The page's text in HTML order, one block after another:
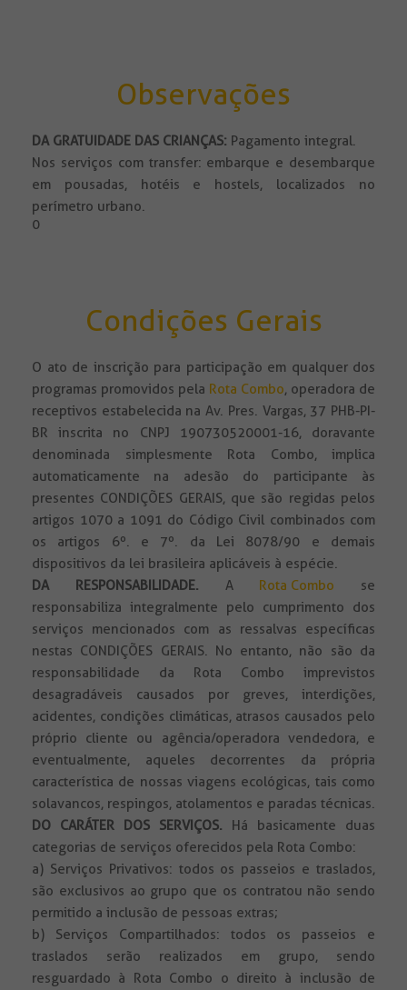
Observações
DA GRATUIDADE DAS CRIANÇAS: Pagamento integral.
Nos serviços com transfer: embarque e desembarque
em pousadas, hotéis e hostels, localizados no
perímetro urbano.
0
Condições Gerais
O ato de inscrição para participação em qualquer dos
programas promovidos pela Rota Combo, operadora de
receptivos estabelecida na Av. Pres. Vargas, 37 PHB-PI-
BR inscrita no CNPJ 190730520001-16, doravante
denominada simplesmente Rota Combo, implica
automaticamente na adesão do participante às
presentes CONDIÇÕES GERAIS, que são regidas pelos
artigos 1070 a 1091 do Código Civil combinados com
os artigos 6º. e 7º. da Lei 8078/90 e demais
dispositivos da lei brasileira aplicáveis à espécie.
DA RESPONSABILIDADE. A Rota Combo se
responsabiliza integralmente pelo cumprimento dos
serviços mencionados com as ressalvas específicas
nestas CONDIÇÕES GERAIS. No entanto, não são da
responsabilidade da Rota Combo imprevistos
desagradáveis causados por greves, interdições,
acidentes, condições climáticas, atrasos causados pelo
próprio cliente ou agência/operadora vendedora, e
eventualmente, aqueles decorrentes da própria
característica de nossas viagens ecológicas, tais como
solavancos, respingos, atolamentos e paradas técnicas.
DO CARÁTER DOS SERVIÇOS. Há basicamente duas
categorias de serviços oferecidos pela Rota Combo:
a) Serviços Privativos: todos os passeios e traslados,
são exclusivos ao grupo que os contratou não sendo
permitido a inclusão de pessoas extras;
b) Serviços Compartilhados: todos os passeios e
traslados serão realizados em grupo, sendo
resguardado à Rota Combo o direito à inclusão de